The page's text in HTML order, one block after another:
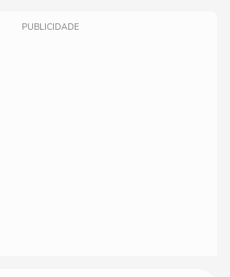
PUBLICIDADE